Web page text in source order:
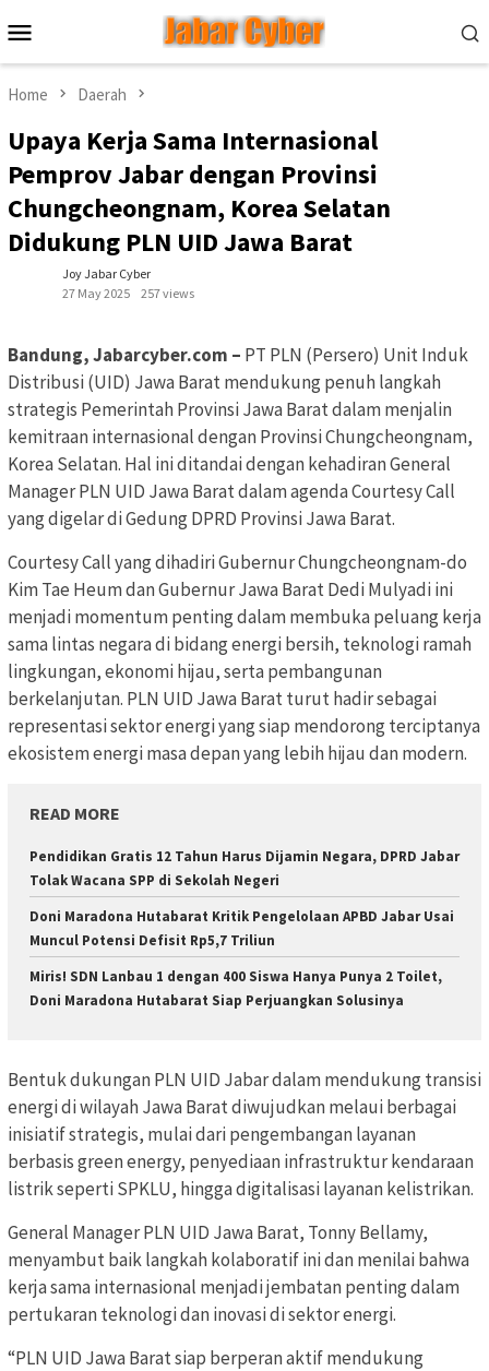
to
contentMenu
Home Daerah
Upaya Kerja Sama Internasional
Pemprov Jabar dengan Provinsi
Chungcheongnam, Korea Selatan
Didukung PLN UID Jawa Barat
Joy Jabar Cyber
27 May 2025
257 views
Bandung, Jabarcyber.com – PT PLN (Persero) Unit Induk
Distribusi (UID) Jawa Barat mendukung penuh langkah
strategis Pemerintah Provinsi Jawa Barat dalam menjalin
kemitraan internasional dengan Provinsi Chungcheongnam,
Korea Selatan. Hal ini ditandai dengan kehadiran General
Manager PLN UID Jawa Barat dalam agenda Courtesy Call
yang digelar di Gedung DPRD Provinsi Jawa Barat.
Courtesy Call yang dihadiri Gubernur Chungcheongnam-do
Kim Tae Heum dan Gubernur Jawa Barat Dedi Mulyadi ini
menjadi momentum penting dalam membuka peluang kerja
sama lintas negara di bidang energi bersih, teknologi ramah
lingkungan, ekonomi hijau, serta pembangunan
berkelanjutan. PLN UID Jawa Barat turut hadir sebagai
representasi sektor energi yang siap mendorong terciptanya
ekosistem energi masa depan yang lebih hijau dan modern.
READ MORE
Pendidikan Gratis 12 Tahun Harus Dijamin Negara, DPRD Jabar
Tolak Wacana SPP di Sekolah Negeri
Doni Maradona Hutabarat Kritik Pengelolaan APBD Jabar Usai
Muncul Potensi Defisit Rp5,7 Triliun
Miris! SDN Lanbau 1 dengan 400 Siswa Hanya Punya 2 Toilet,
Doni Maradona Hutabarat Siap Perjuangkan Solusinya
Bentuk dukungan PLN UID Jabar dalam mendukung transisi
energi di wilayah Jawa Barat diwujudkan melaui berbagai
inisiatif strategis, mulai dari pengembangan layanan
berbasis green energy, penyediaan infrastruktur kendaraan
listrik seperti SPKLU, hingga digitalisasi layanan kelistrikan.
General Manager PLN UID Jawa Barat, Tonny Bellamy,
menyambut baik langkah kolaboratif ini dan menilai bahwa
kerja sama internasional menjadi jembatan penting dalam
pertukaran teknologi dan inovasi di sektor energi.
“PLN UID Jawa Barat siap berperan aktif mendukung